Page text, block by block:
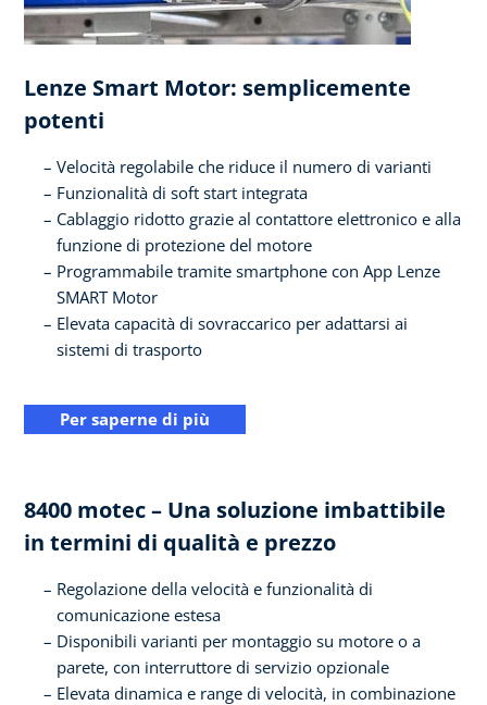
Lenze Smart Motor: semplicemente
potenti
Velocità regolabile che riduce il numero di varianti
Funzionalità di soft start integrata
Cablaggio ridotto grazie al contattore elettronico e alla
funzione di protezione del motore
Programmabile tramite smartphone con App Lenze
SMART Motor
Elevata capacità di sovraccarico per adattarsi ai
sistemi di trasporto
Per saperne di più
8400 motec – Una soluzione imbattibile
in termini di qualità e prezzo
Regolazione della velocità e funzionalità di
comunicazione estesa
Disponibili varianti per montaggio su motore o a
parete, con interruttore di servizio opzionale
Elevata dinamica e range di velocità, in combinazione